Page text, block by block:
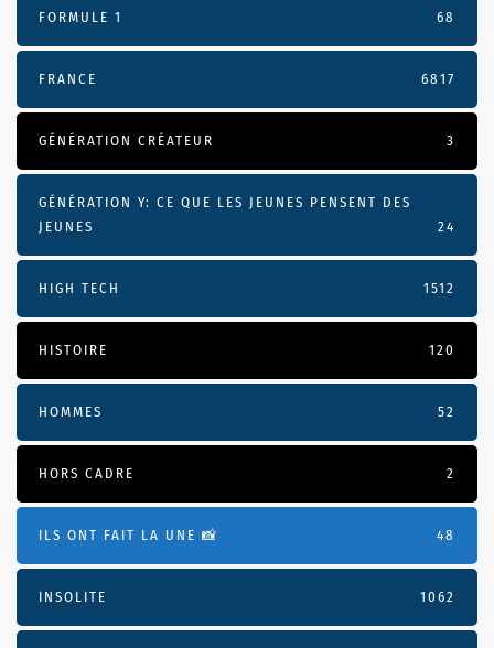
FORMULE 1 68
FRANCE 6817
GÉNÉRATION CRÉATEUR 3
GÉNÉRATION Y: CE QUE LES JEUNES PENSENT DES
JEUNES
24
HIGH TECH 1512
HISTOIRE 120
HOMMES 52
HORS CADRE 2
ILS ONT FAIT LA UNE 📸 48
INSOLITE 1062